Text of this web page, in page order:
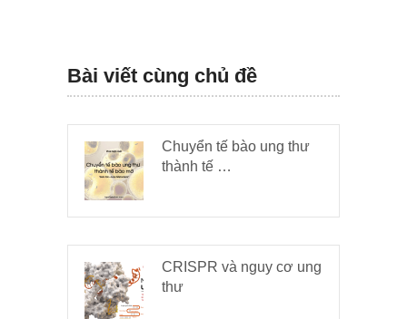
Bài viết cùng chủ đề
Chuyển tế bào ung thư
thành tế …
CRISPR và nguy cơ ung
thư